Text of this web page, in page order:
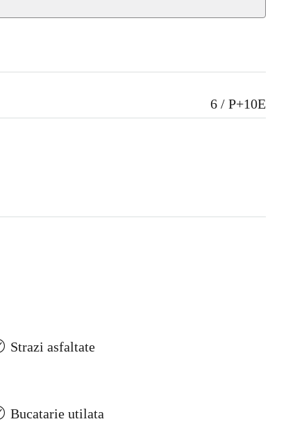
6 / P+10E
Strazi asfaltate
Bucatarie utilata